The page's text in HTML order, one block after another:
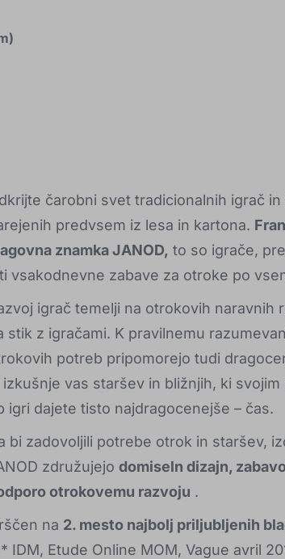
čarobni svet tradicionalnih igrač in
predvsem iz lesa in kartona.
znamka JANOD, to so igrače,
vsakodnevne zabave za otroke po
igrač temelji na otrokovih naravnih
stik z igračami. K pravilnemu
potreb pripomorejo tudi
izkušnje vas staršev in bližnjih, ki svojim
igri dajete tisto najdragocenejše – čas.
bi zadovoljili potrebe otrok in staršev,
združujejodomiseln dizajn,
otrokovemu razvoju .
na 2. mesto najbolj priljubljenih
* IDM, Etude Online MOM, Vague avril